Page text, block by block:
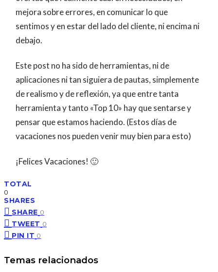
mejora sobre errores, en comunicar lo que
sentimos y en estar del lado del cliente, ni encima ni
debajo.
Este post no ha sido de herramientas, ni de
aplicaciones ni tan siguiera de pautas, simplemente
de realismo y de reflexión, ya que entre tanta
herramienta y tanto «Top 10» hay que sentarse y
pensar que estamos haciendo. (Estos días de
vacaciones nos pueden venir muy bien para esto)
¡Felices Vacaciones! 🙂
TOTAL
0
SHARES
SHARE 0
TWEET 0
PIN IT 0
Temas relacionados